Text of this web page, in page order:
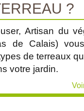
?
Artisan du
de Calais)
de terreaux
votre jardin.